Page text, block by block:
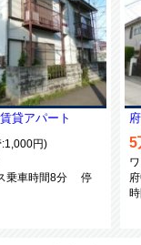
貸アパート
円)
乗車時間8分 停
ト
5